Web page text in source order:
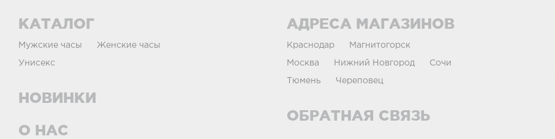
КАТАЛОГ
Мужские часы Женские часы
Унисекс
НОВИНКИ
О НАС
АДРЕСА МАГАЗИНОВ
Краснодар Магнитогорск
Москва Нижний Новгород Сочи
Тюмень Череповец
ОБРАТНАЯ СВЯЗЬ